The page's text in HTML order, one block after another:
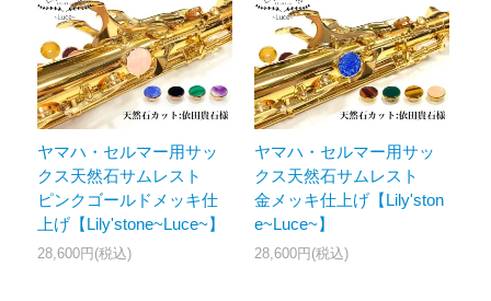
ヤマハ・セルマー用サッ
クス天然石サムレスト
ピンクゴールドメッキ仕
上げ【Lily'stone~Luce~】
28,600円(税込)
ヤマハ・セルマー用サッ
クス天然石サムレスト
金メッキ仕上げ【Lily'ston
e~Luce~】
28,600円(税込)